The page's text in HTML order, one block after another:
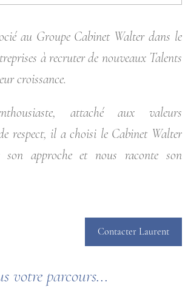
au Groupe Cabinet Walter dans le
à recruter de nouveaux Talents
croissance.
attaché aux valeurs
respect, il a choisi le Cabinet Walter
son approche et nous raconte son
Contacter Laurent
votre parcours...